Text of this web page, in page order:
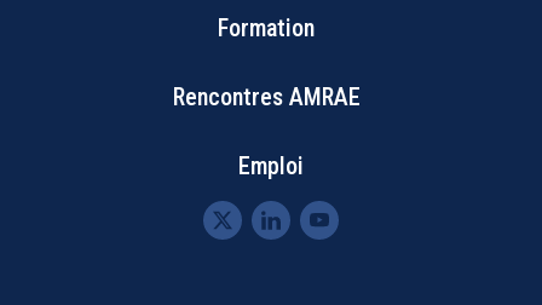
Formation
Rencontres AMRAE
Emploi